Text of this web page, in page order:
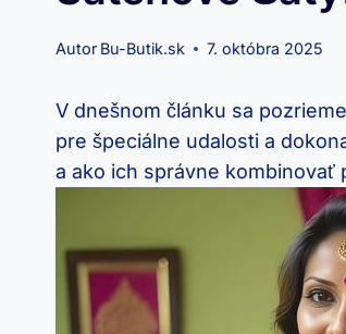
Autor Bu-Butik.sk 7. októbra 2025
V dnešnom článku sa
pre špeciálne udalosti a
a ako ich správne kombinovať